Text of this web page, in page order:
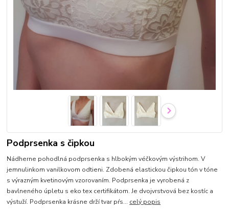
Podprsenka s čipkou
Nádherne pohodlná podprsenka s hlbokým véčkovým výstrihom. V
jemnulinkom vanilkovom odtieni. Zdobená elastickou čipkou tón v tóne
s výrazným kvetinovým vzorovaním. Podprsenka je vyrobená z
bavlneného úpletu s eko tex certifikátom. Je dvojvrstvová bez kostíc a
výstuží. Podprsenka krásne drží tvar pŕs... celý popis